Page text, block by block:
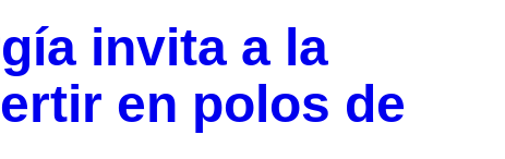
invita a la
en polos de